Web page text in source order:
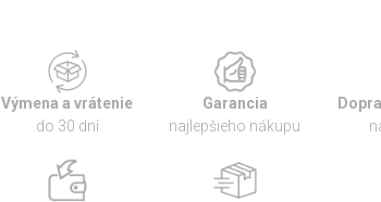
Výmena a vrátenie
do 30 dní
Garancia
najlepšieho nákupu